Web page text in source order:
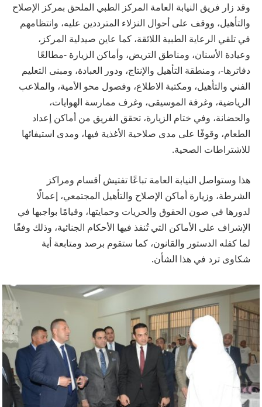
وقد زار فريق النيابة العامة المركز الطبي الملحق بمركز الإصلاح
والتأهيل، ووقف على أحوال النزلاء المترددين عليه، وانتظامهم
في تلقي الرعاية الطبية اللائقة، كما عاين صيدلية المركز،
وعيادة الأسنان، ومناطق التريض، وأماكن الزيارة -مطالعًا
دفاترها-، ومنطقة التأهيل والإنتاج، ودور العبادة، ومبنى التعليم
الفني والتأهيل، ومكتبة الاطلاع، وفصول محو الأمية، والملاعب
الرياضية، وغرفة الموسيقى، وغرف ممارسة الهوايات،
والحضانة، وفي ختام الزيارة، تحقق الفريق من أماكن إعداد
الطعام، وقوفًا على مدى صلاحية الأغذية فيها، ومدى استيفائها
للاشتراطات الصحية.
هذا وستواصل النيابة العامة تباعًا تفتيش أقسام ومراكز
الشرطة، وزيارة أماكن الإصلاح والتأهيل المجتمعي، إعمالًا
لدورها في صون الحقوق والحريات وحمايتها، وقيامًا بواجبها في
الإشراف على الأماكن التي تُنفذ فيها الأحكام الجنائية، وذلك وفقًا
لما كفله الدستور والقانون، كما ستقوم برصد ومتابعة أية
شكاوى ترد في هذا الشأن.